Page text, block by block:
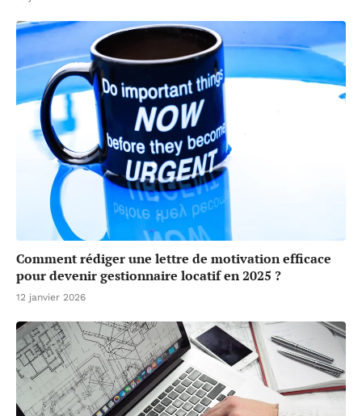
Comment rédiger une lettre de motivation efficace
pour devenir gestionnaire locatif en 2025 ?
12 janvier 2026